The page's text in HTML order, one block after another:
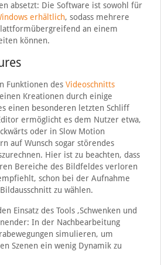
absetzt: Die Software ist sowohl für
erhältlich, sodass mehrere
an einem
können.
Funktionen des Videoschnitts
Kreationen durch einige
einen besonderen letzten Schliff
ermöglicht es dem Nutzer etwa,
oder in Slow Motion
auf Wunsch sogar störendes
Hier ist zu beachten, dass
Bereiche des Bildfeldes verloren
schon bei der Aufnahme
zu wählen.
Einsatz des Tools ‚Schwenken und
In der Nachbearbeitung
simulieren, um
Szenen ein wenig Dynamik zu